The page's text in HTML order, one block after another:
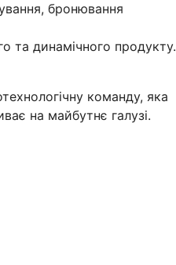
бронювання
та динамічного продукту.
команду, яка
на майбутнє галузі.